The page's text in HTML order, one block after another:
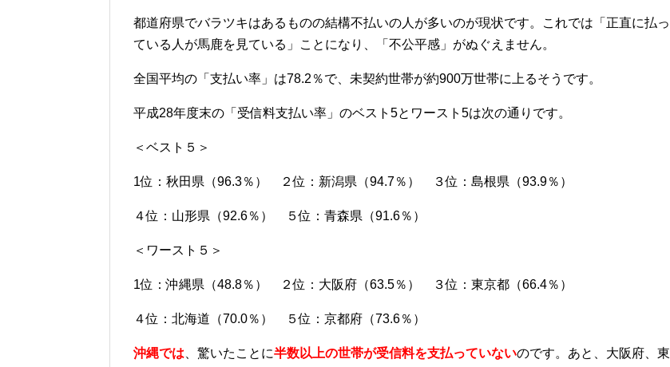
都道府県でバラツキはあるものの結構不払いの人が多いのが現状です。これでは「正直に払っ
ている人が馬鹿を見ている」ことになり、「不公平感」がぬぐえません。
全国平均の「支払い率」は78.2％で、未契約世帯が約900万世帯に上るそうです。
平成28年度末の「受信料支払い率」のベスト5とワースト5は次の通りです。
＜ベスト５＞
1位：秋田県（96.3％） ２位：新潟県（94.7％） ３位：島根県（93.9％）
４位：山形県（92.6％） ５位：青森県（91.6％）
＜ワースト５＞
1位：沖縄県（48.8％） ２位：大阪府（63.5％） ３位：東京都（66.4％）
４位：北海道（70.0％） ５位：京都府（73.6％）
沖縄では 、驚いたことに半数以上の世帯が受信料を支払っていないのです。あと、大阪府、東